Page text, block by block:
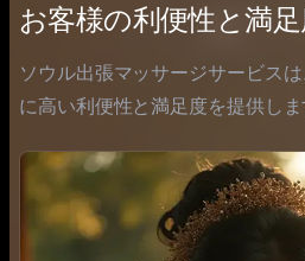
お客様の利便性と満
ソウル出張マッサージサービス
に高い利便性と満足度を提供しま